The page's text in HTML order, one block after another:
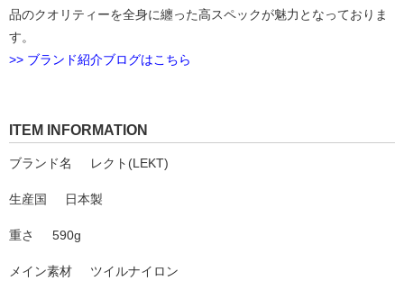
品のクオリティーを全身に纏った高スペックが魅力となっておりま
す。
>> ブランド紹介ブログはこちら
ITEM INFORMATION
ブランド名 レクト(LEKT)
生産国 日本製
重さ 590g
メイン素材 ツイルナイロン